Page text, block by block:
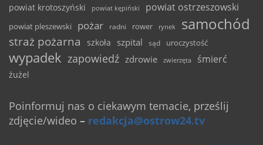
powiat krotoszyński powiat kępiński powiat ostrzeszowski
powiat pleszewski pożar radni rower rynek samochód
straż pożarna szkoła szpital sąd uroczystość
wypadek zapowiedź zdrowie zwierzęta śmierć
żużel
Poinformuj nas o ciekawym temacie, prześlij
zdjęcie/wideo – redakcja@ostrow24.tv